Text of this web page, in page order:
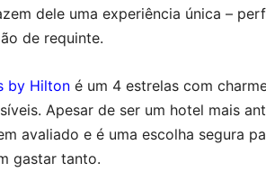
dele uma experiência única –
de requinte.
by Hilton é um 4 estrelas com
Apesar de ser um hotel mais
avaliado e é uma escolha segura
gastar tanto.